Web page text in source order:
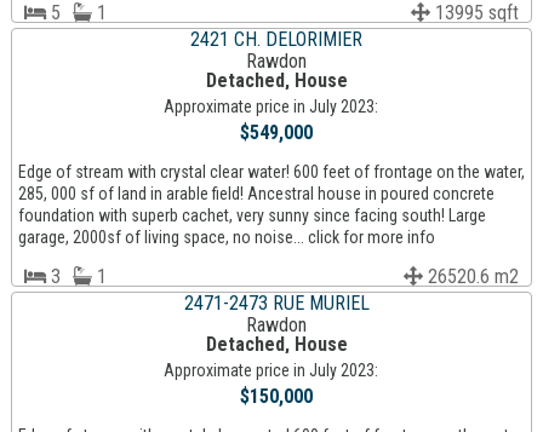
5 1
13995 sqft
2421 CH. DELORIMIER
Rawdon
Detached, House
Approximate price in July 2023:
$549,000
Edge of stream with crystal clear water! 600 feet of frontage on the water,
285, 000 sf of land in arable field! Ancestral house in poured concrete
foundation with superb cachet, very sunny since facing south! Large
garage, 2000sf of living space, no noise... click for more info
3 1
26520.6 m2
2471-2473 RUE MURIEL
Rawdon
Detached, House
Approximate price in July 2023:
$150,000